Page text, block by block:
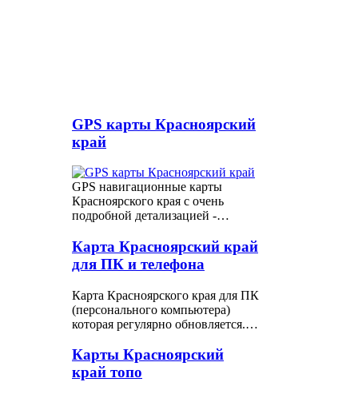
GPS карты Красноярский
край
GPS навигационные карты
Красноярского края с очень
подробной детализацией -…
Карта Красноярский край
для ПК и телефона
Карта Красноярского края для ПК
(персонального компьютера)
которая регулярно обновляется.…
Карты Красноярский
край топо